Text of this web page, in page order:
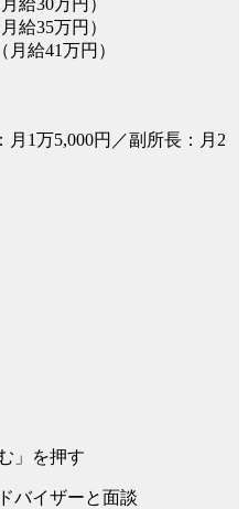
給30万円）
給35万円）
給41万円）
1万5,000円／副所長：月2
」を押す
バイザーと面談